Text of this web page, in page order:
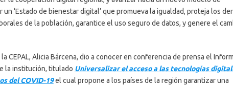
un ‘Estado de bienestar digital’ que promueva la igualdad, proteja los
de la población, garantice el uso seguro de datos, y genere el
CEPAL, Alicia Bárcena, dio a conocer en conferencia de prensa el
la institución, titulado Universalizar el acceso a las tecnologías
del COVID-19el cual propone a los países de la región garantizar una